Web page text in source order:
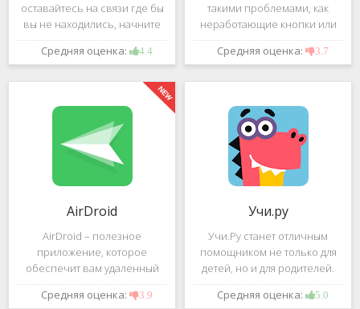
оставайтесь на связи где бы
вы не находились, начните
свою или присоединитесь к
видеоконференции с
высококачественным
изображением. Столь
Средняя оценка: 4.4
такими проблемами, как
неработающие кнопки или
разряженные батарейки на
вашем пульте от
с помощью приложения
"Пульт для
Средняя оценка: 3.7
AirDroid
AirDroid – полезное
приложение, которое
обеспечит вам удаленный
доступ к вашему смартфону
или планшету при помощи
Средняя оценка: 3.9
Учи.ру
Учи.Ру станет отличным
помощником не только для
детей, но и для родителей.
Это приложение заточено
под изучение различного
Средняя оценка: 5.0